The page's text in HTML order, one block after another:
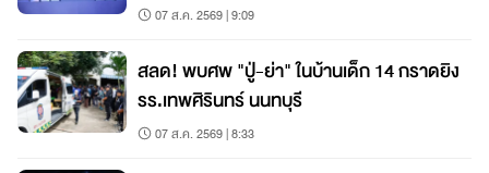
07 ส.ค. 2569 | 9:09
สลด! พบศพ "ปู่-ย่า" ในบ้านเด็ก 14 กราดยิง
รร.เทพศิรินทร์ นนทบุรี
07 ส.ค. 2569 | 8:33